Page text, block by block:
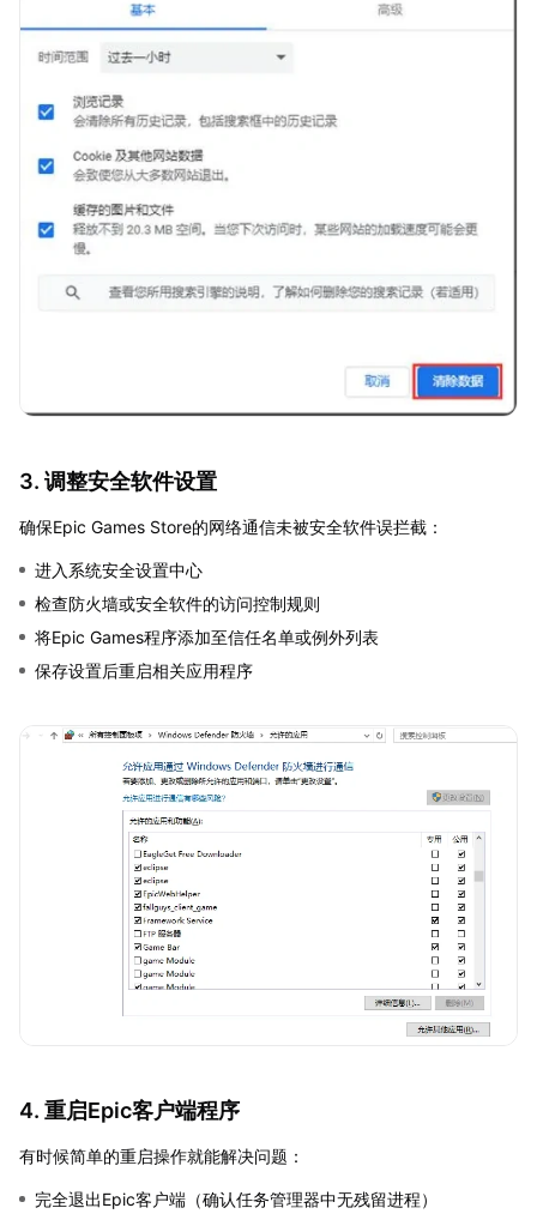
3. 调整安全软件设置
确保Epic Games Store的网络通信未被安全软件误拦截：
进入系统安全设置中心
检查防火墙或安全软件的访问控制规则
将Epic Games程序添加至信任名单或例外列表
保存设置后重启相关应用程序
4. 重启Epic客户端程序
有时候简单的重启操作就能解决问题：
完全退出Epic客户端（确认任务管理器中无残留进程）